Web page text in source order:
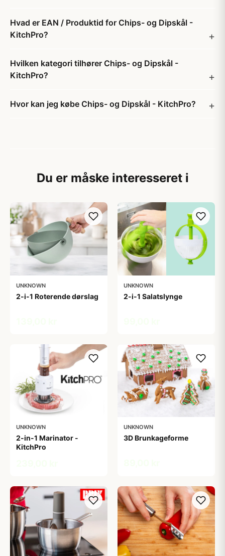
Hvad er EAN / Produktid for Chips- og Dipskål -
KitchPro?
Hvilken kategori tilhører Chips- og Dipskål -
KitchPro?
Hvor kan jeg købe Chips- og Dipskål - KitchPro?
Du er måske interesseret i
UNKNOWN
2-i-1 Roterende dørslag
UNKNOWN
2-i-1 Salatslynge
UNKNOWN
2-in-1 Marinator -
KitchPro
UNKNOWN
3D Brunkageforme